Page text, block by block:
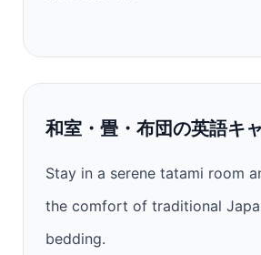
和室・畳・布団の英語キ
Stay in a serene tatami room
the comfort of traditional
bedding.